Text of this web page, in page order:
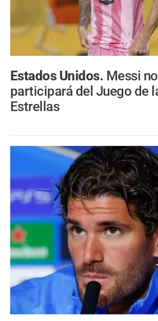
Estados Unidos. Messi no
participará del Juego de
Estrellas